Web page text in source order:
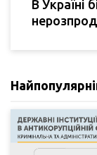
В Україні